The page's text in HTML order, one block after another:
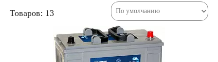
106 А/ч 110 А/ч
Товаров: 13